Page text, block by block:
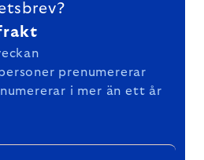
prenumererar
i mer än ett år